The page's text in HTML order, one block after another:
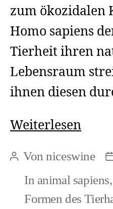
zum ökozidalen
Homo sapiens
Tierheit ihren
Lebensraum
ihnen diesen
Weiterlesen
Beitragsautor
Vonniceswine
In animal sapiens,
Formen des